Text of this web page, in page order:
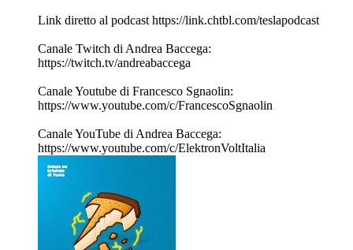
Link diretto al podcast https://link.chtbl.com/teslapodcast
Canale Twitch di Andrea Baccega:
https://twitch.tv/andreabaccega
Canale Youtube di Francesco Sgnaolin:
https://www.youtube.com/c/FrancescoSgnaolin
Canale YouTube di Andrea Baccega:
https://www.youtube.com/c/ElektronVoltItalia